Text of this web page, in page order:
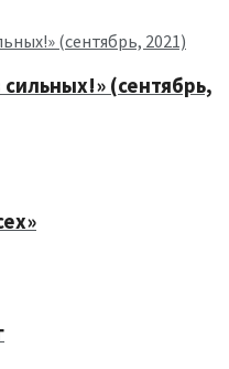
(сентябрь,